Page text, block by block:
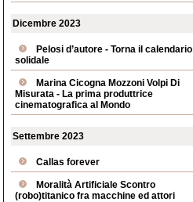
Dicembre 2023
Pelosi d’autore - Torna il calendario
solidale
Marina Cicogna Mozzoni Volpi Di
Misurata - La prima produttrice
cinematografica al Mondo
Settembre 2023
Callas forever
Moralità Artificiale Scontro
(robo)titanico fra macchine ed attori